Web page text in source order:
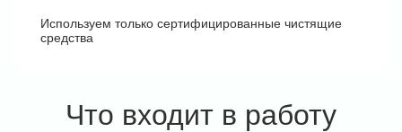
Используем только сертифицированные чистящие
средства
Что входит в работу